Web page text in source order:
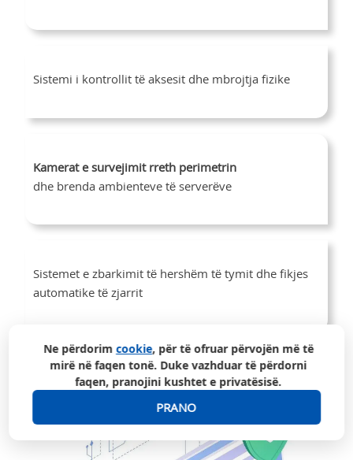
Sistemi i kontrollit të aksesit dhe mbrojtja fizike
Kamerat e survejimit rreth perimetrin
dhe brenda ambienteve të serverëve
Sistemet e zbarkimit të hershëm të tymit dhe fikjes
automatike të zjarrit
Ne përdorim cookie, për të ofruar përvojën më të
mirë në faqen tonë. Duke vazhduar të përdorni
faqen, pranojini kushtet e privatësisë.
PRANO